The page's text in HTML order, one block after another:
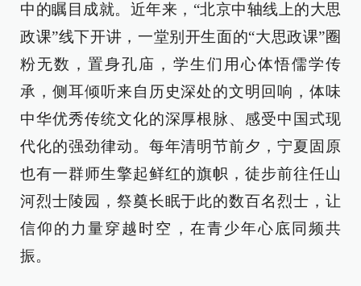
中的瞩目成就。近年来，“北京中轴线上的大思
政课”线下开讲，一堂别开生面的“大思政课”圈
粉无数，置身孔庙，学生们用心体悟儒学传
承，侧耳倾听来自历史深处的文明回响，体味
中华优秀传统文化的深厚根脉、感受中国式现
代化的强劲律动。每年清明节前夕，宁夏固原
也有一群师生擎起鲜红的旗帜，徒步前往任山
河烈士陵园，祭奠长眠于此的数百名烈士，让
信仰的力量穿越时空，在青少年心底同频共
振。